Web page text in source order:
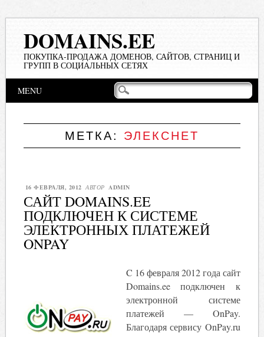
DOMAINS.EE
ПОКУПКА-ПРОДАЖА ДОМЕНОВ, САЙТОВ, СТРАНИЦ И
ГРУПП В СОЦИАЛЬНЫХ СЕТЯХ
Main menu
MENU
МЕТКА: ЭЛЕКСНЕТ
16 ФЕВРАЛЯ, 2012 АВТОР ADMIN
САЙТ DOMAINS.EE
ПОДКЛЮЧЕН К СИСТЕМЕ
ЭЛЕКТРОННЫХ ПЛАТЕЖЕЙ
ONPAY
C 16 февраля 2012 года сайт
Domains.ee подключен к
электронной системе
платежей — OnPay.
Благодаря сервису OnPay.ru